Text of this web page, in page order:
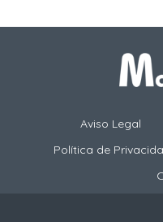
Aviso Legal
Política de